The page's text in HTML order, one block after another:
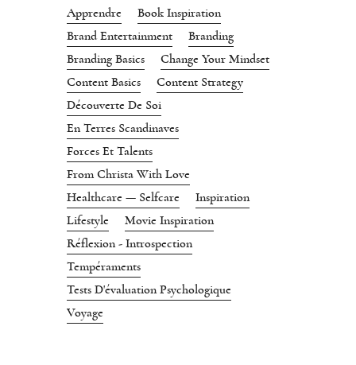
Apprendre
Book Inspiration
Brand Entertainment
Branding
Branding Basics
Change Your Mindset
Content Basics
Content Strategy
Découverte De Soi
En Terres Scandinaves
Forces Et Talents
From Christa With Love
Healthcare — Selfcare
Inspiration
Lifestyle
Movie Inspiration
Réflexion - Introspection
Tempéraments
Tests D'évaluation Psychologique
Voyage